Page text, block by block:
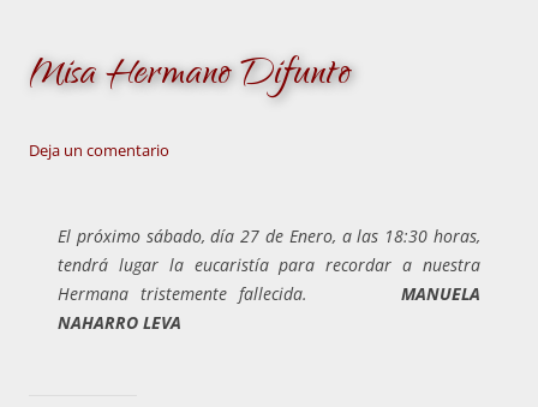
Misa Hermano Difunto
Deja un comentario
El próximo sábado, día 27 de Enero, a las 18:30 horas,
tendrá lugar la eucaristía para recordar a nuestra
Hermana tristemente fallecida. MANUELA
NAHARRO LEVA